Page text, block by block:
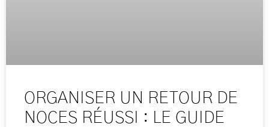
ORGANISER UN RETOUR DE
NOCES RÉUSSI : LE GUIDE